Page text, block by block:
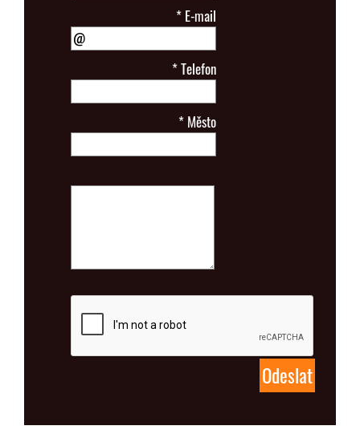
* E-mail
*Telefon
* Město